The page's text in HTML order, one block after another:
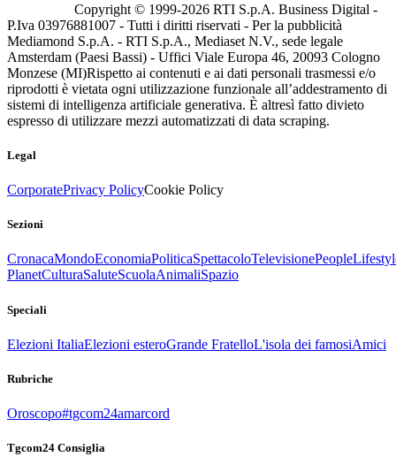
Copyright © 1999-2026 RTI S.p.A. Business Digital -
P.Iva 03976881007 - Tutti i diritti riservati - Per la pubblicità
Mediamond S.p.A. - RTI S.p.A., Mediaset N.V., sede legale
Amsterdam (Paesi Bassi) - Uffici Viale Europa 46, 20093 Cologno
Monzese (MI)Rispetto ai contenuti e ai dati personali trasmessi e/o
riprodotti è vietata ogni utilizzazione funzionale all’addestramento di
sistemi di intelligenza artificiale generativa. È altresì fatto divieto
espresso di utilizzare mezzi automatizzati di data scraping.
Legal
CorporatePrivacy PolicyCookie Policy
Sezioni
CronacaMondoEconomiaPoliticaSpettacoloTelevisionePeople
PlanetCulturaSaluteScuolaAnimaliSpazio
Speciali
Elezioni ItaliaElezioni esteroGrande FratelloL'isola dei famosiAmici
Rubriche
Oroscopo#tgcom24amarcord
Tgcom24 Consiglia